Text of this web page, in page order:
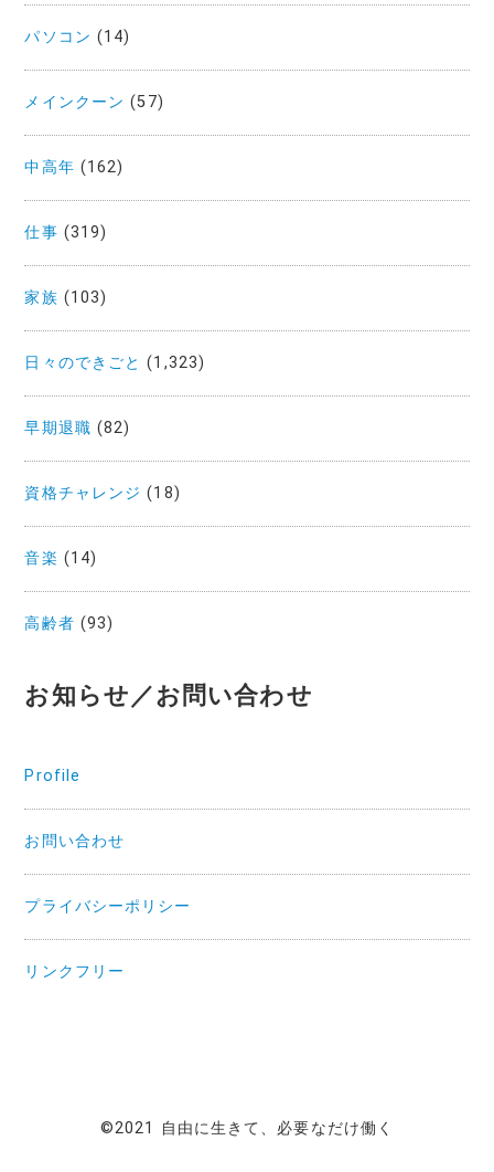
パソコン (14)
メインクーン (57)
中高年 (162)
仕事 (319)
家族 (103)
日々のできごと (1,323)
早期退職 (82)
資格チャレンジ (18)
音楽 (14)
高齢者 (93)
お知らせ／お問い合わせ
Profile
お問い合わせ
プライバシーポリシー
リンクフリー
©2021 自由に生きて、必要なだけ働く